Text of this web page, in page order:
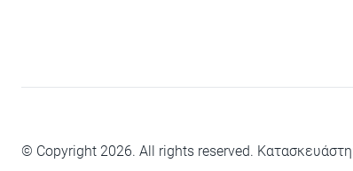
© Copyright 2026. All rights reserved.